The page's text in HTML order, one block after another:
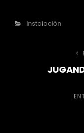
Categorías
Instalación